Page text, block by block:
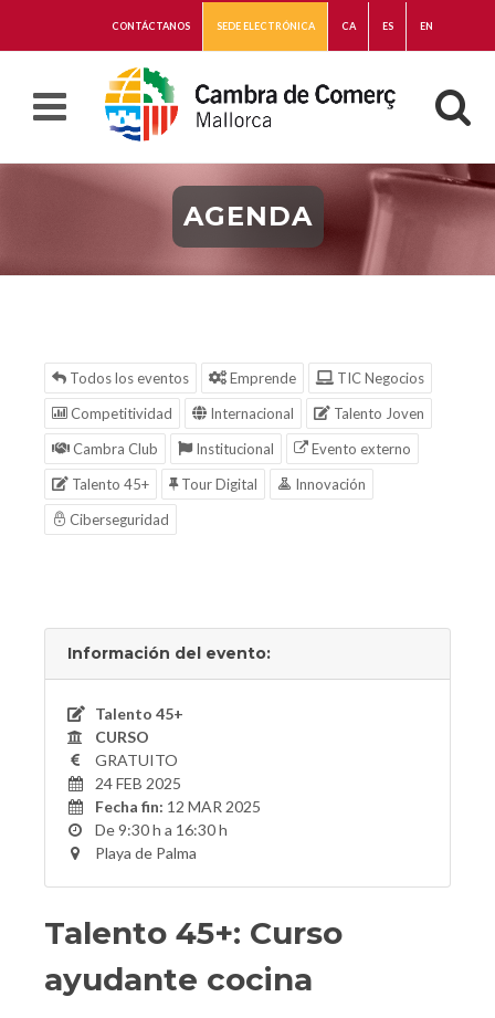
CONTÁCTANOS SEDE ELECTRÓNICA CA ES EN
AGENDA
Todos los eventos Emprende
TIC Negocios
Competitividad
Internacional
Talento Joven
Cambra Club
Institucional
Evento externo
Talento 45+
Tour Digital
Innovación
Ciberseguridad
Información del evento:
Talento 45+
CURSO
GRATUITO
24 FEB 2025
Fecha fin: 12 MAR 2025
De 9:30 h a 16:30 h
Playa de Palma
Talento 45+: Curso
ayudante cocina